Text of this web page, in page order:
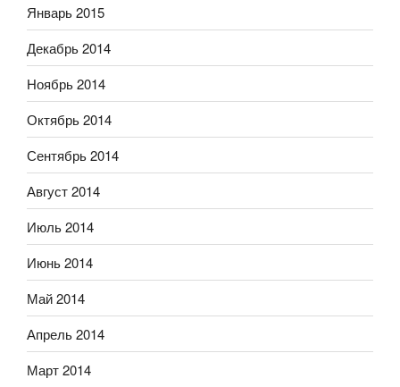
Январь 2015
Декабрь 2014
Ноябрь 2014
Октябрь 2014
Сентябрь 2014
Август 2014
Июль 2014
Июнь 2014
Май 2014
Апрель 2014
Март 2014